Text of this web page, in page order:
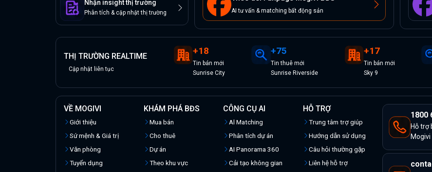
Nhận insight thị trường
Phân tích & cập nhật thị trường AI tư vấn & matching bất động sản
THỊ TRƯỜNG REALTIME
Cập nhật liên tục
+18
Tin bán mới
Sunrise City
+75
Tinthuê mới
Sunrise Riverside
+17
Tin bán mới
Sky 9
VỀ MOGIVI
Giới thiệu
Sứ mệnh & Giá trị
Văn phòng
Tuyển dụng
KHÁM PHÁ BĐS
Mua bán
Cho thuê
Dự án
Theo khu vực
CÔNG CỤ AI
Al Matching
Phân tích dự án
AI Panorama 360
Cải tạo không gian
HỖ TRỢ
Trung tâm trợ giúp
Hướng dẫn sử dụng
Câu hỏi thường gặp
Liên hệ hỗ trợ
1800
Hỗ trợ
Mogivi